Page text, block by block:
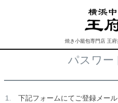
焼き小籠包専門店 王府
パスワー
下記フォームにてご登録メー